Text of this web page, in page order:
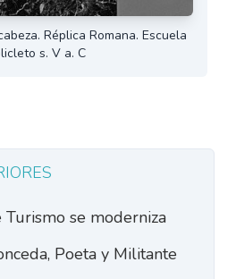
Réplica Romana. Escuela
s. V a. C
Turismo se moderniza
Poeta y Militante